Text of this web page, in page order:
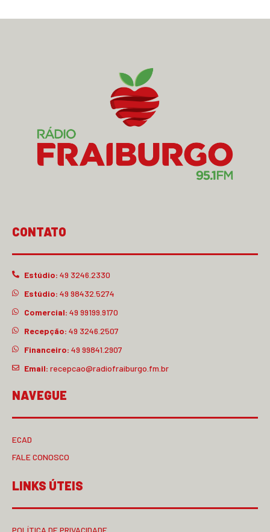
CONTATO
Estúdio: 49 3246.2330
Estúdio: 49 98432.5274
Comercial: 49 99199.9170
Recepção: 49 3246.2507
Financeiro: 49 99841.2907
Email: recepcao@radiofraiburgo.fm.br
NAVEGUE
ECAD
FALE CONOSCO
LINKS ÚTEIS